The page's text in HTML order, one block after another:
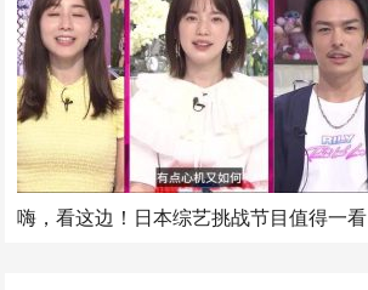
嗨，看这边！日本综艺挑战节目值得一看